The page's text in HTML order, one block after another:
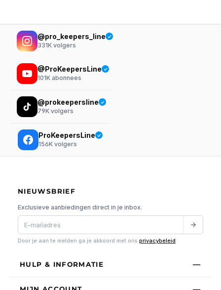
@pro_keepers_line
331K volgers
@ProKeepersLine
101K abonnees
@prokeepersline
79K volgers
ProKeepersLine
156K volgers
NIEUWSBRIEF
Exclusieve aanbiedingen direct in je inbox.
Door je aan te melden ga je akkoord met ons privacybeleid
HULP & INFORMATIE